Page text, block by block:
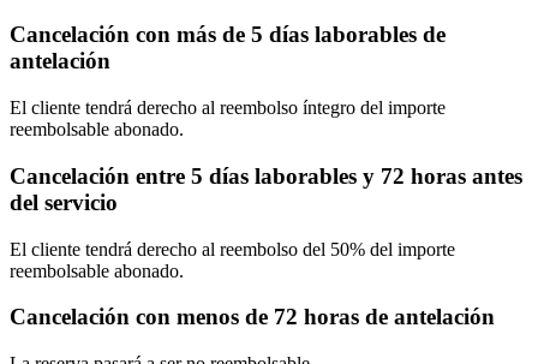
Cancelación con más de 5 días laborables de
antelación
El cliente tendrá derecho al reembolso íntegro del importe
reembolsable abonado.
Cancelación entre 5 días laborables y 72 horas antes
del servicio
El cliente tendrá derecho al reembolso del 50% del importe
reembolsable abonado.
Cancelación con menos de 72 horas de antelación